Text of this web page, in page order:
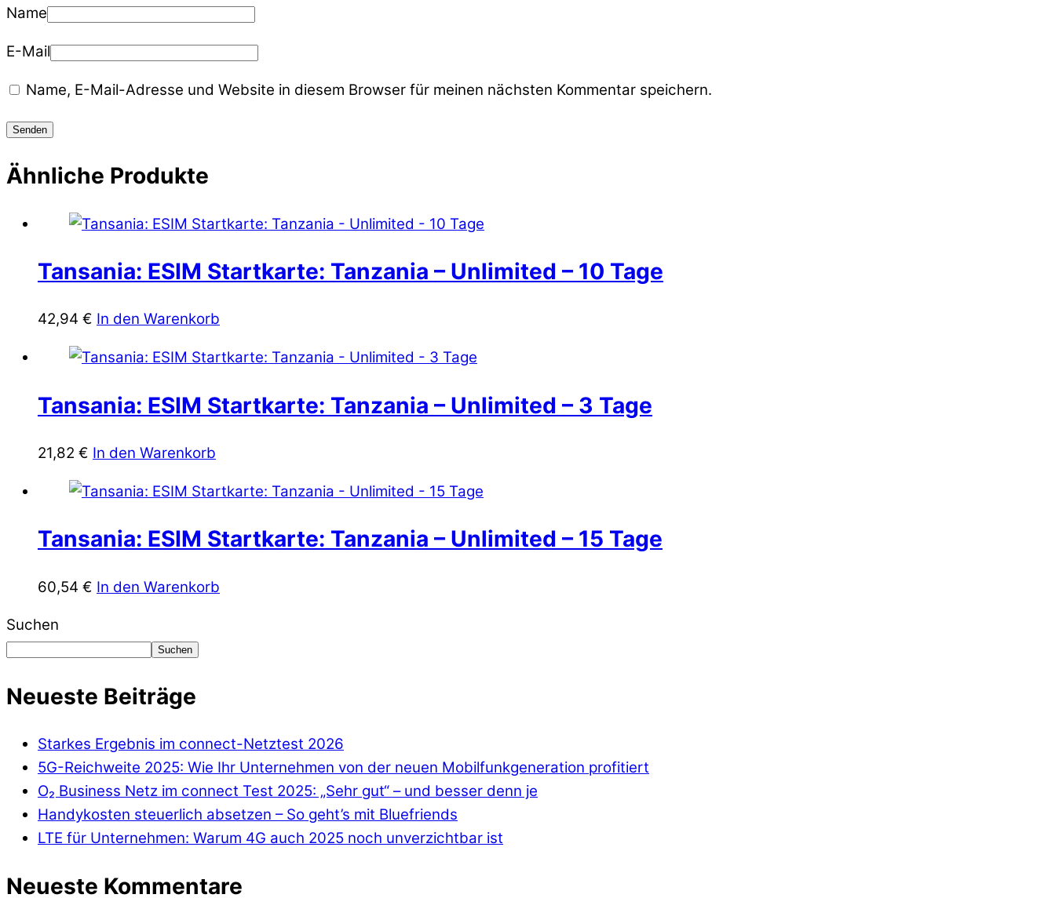
Name
E-Mail
Name, E-Mail-Adresse und Website in diesem Browser für meinen nächsten Kommentar speichern.
Ähnliche Produkte
Tansania: ESIM Startkarte: Tanzania – Unlimited – 10 Tage
42,94 € In den Warenkorb
Tansania: ESIM Startkarte: Tanzania – Unlimited – 3 Tage
21,82 € In den Warenkorb
Tansania: ESIM Startkarte: Tanzania – Unlimited – 15 Tage
60,54 € In den Warenkorb
Suchen
Suchen
Neueste Beiträge
Starkes Ergebnis im connect-Netztest 2026
5G-Reichweite 2025: Wie Ihr Unternehmen von der neuen Mobilfunkgeneration profitiert
O₂ Business Netz im connect Test 2025: „Sehr gut“ – und besser denn je
Handykosten steuerlich absetzen – So geht’s mit Bluefriends
LTE für Unternehmen: Warum 4G auch 2025 noch unverzichtbar ist
Neueste Kommentare